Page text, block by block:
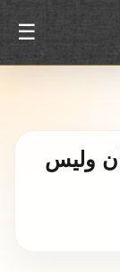
☰
وليس